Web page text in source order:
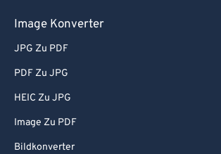
Image Konverter
JPG Zu PDF
PDF Zu JPG
HEIC Zu JPG
Image Zu PDF
Bildkonverter